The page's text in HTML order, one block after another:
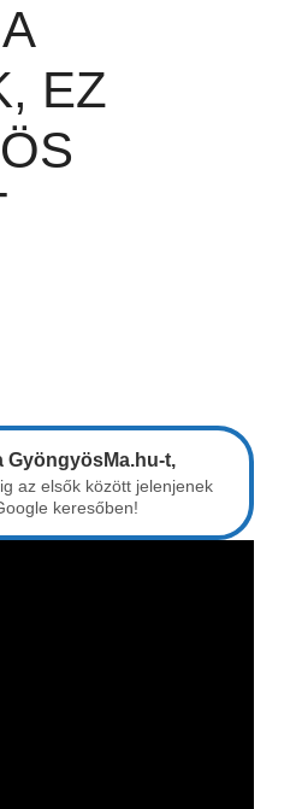
EZ
GyöngyösMa.hu-t,
az elsők között jelenjenek
keresőben!